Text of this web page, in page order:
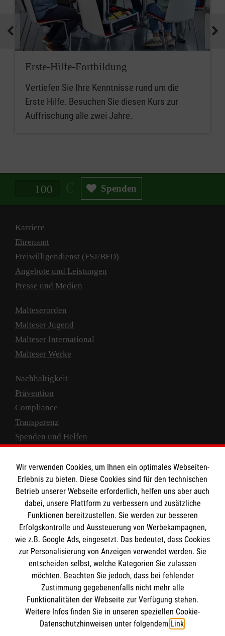
Erste-Hilfe-Fortbildung
Vertiefen Sie Ihre Kenntnisse rund um die
Erste Hilfe. Besuchen Sie diesen Kurs zur
Auffrischung alle zwei Jahre.
Spendenbetrag in Euro Spenden
Karriere
Ehrenamt
Freiwilligendienst (FSJ/BFD)
Angebote und Leistungen
Presse und Medien
Malteserorden
Malteser Jugend
Malteser International
Malteser Werke
Nachhaltigkeit
Prävention
Compliance
Transparenz
Spenden und Helfen
Empfänger: Malteser Hilfsdienst e.V.
IBAN: DE10 3706 0120 1201 2000 12
BIC: GENODED 1PA7
Newsletter abonnieren
Wir verwenden Cookies, um Ihnen ein optimales Webseiten-
Erlebnis zu bieten. Diese Cookies sind für den technischen
Betrieb unserer Webseite erforderlich, helfen uns aber auch
dabei, unsere Plattform zu verbessern und zusätzliche
Funktionen bereitzustellen. Sie werden zur besseren
Erfolgskontrolle und Aussteuerung von Werbekampagnen,
wie z.B. Google Ads, eingesetzt. Das bedeutet, dass Cookies
zur Personalisierung von Anzeigen verwendet werden. Sie
entscheiden selbst, welche Kategorien Sie zulassen
möchten. Beachten Sie jedoch, dass bei fehlender
Zustimmung gegebenenfalls nicht mehr alle
Funktionalitäten der Webseite zur Verfügung stehen.
Weitere Infos finden Sie in unseren speziellen Cookie-
Datenschutzhinweisen unter folgendem Link.